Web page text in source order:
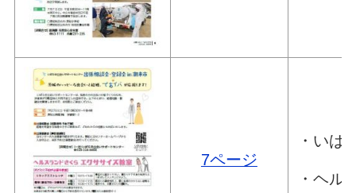
7ページ
・いば
・ヘル